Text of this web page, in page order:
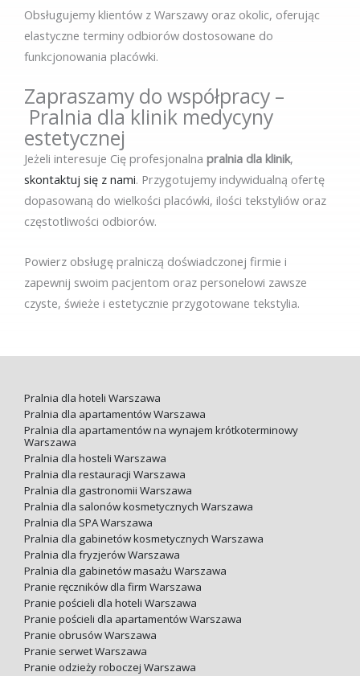
Obsługujemy klientów z Warszawy oraz okolic, oferując
elastyczne terminy odbiorów dostosowane do
funkcjonowania placówki.
Zapraszamy do współpracy –
Pralnia dla klinik medycyny
estetycznej
Jeżeli interesuje Cię profesjonalna pralnia dla klinik,
skontaktuj się z nami. Przygotujemy indywidualną ofertę
dopasowaną do wielkości placówki, ilości tekstyliów oraz
częstotliwości odbiorów.
Powierz obsługę pralniczą doświadczonej firmie i
zapewnij swoim pacjentom oraz personelowi zawsze
czyste, świeże i estetycznie przygotowane tekstylia.
Pralnia dla hoteli Warszawa
Pralnia dla apartamentów Warszawa
Pralnia dla apartamentów na wynajem krótkoterminowy
Warszawa
Pralnia dla hosteli Warszawa
Pralnia dla restauracji Warszawa
Pralnia dla gastronomii Warszawa
Pralnia dla salonów kosmetycznych Warszawa
Pralnia dla SPA Warszawa
Pralnia dla gabinetów kosmetycznych Warszawa
Pralnia dla fryzjerów Warszawa
Pralnia dla gabinetów masażu Warszawa
Pranie ręczników dla firm Warszawa
Pranie pościeli dla hoteli Warszawa
Pranie pościeli dla apartamentów Warszawa
Pranie obrusów Warszawa
Pranie serwet Warszawa
Pranie odzieży roboczej Warszawa